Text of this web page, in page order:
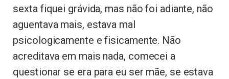
sexta fiquei grávida, mas não foi adiante, não
aguentava mais, estava mal
psicologicamente e fisicamente. Não
acreditava em mais nada, comecei a
questionar se era para eu ser mãe, se estava